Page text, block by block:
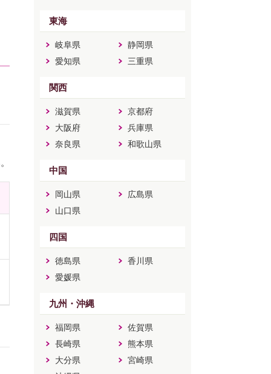
東海
岐阜県
静岡県
愛知県
三重県
関西
滋賀県
京都府
大阪府
兵庫県
奈良県
和歌山県
中国
岡山県
広島県
山口県
四国
徳島県
香川県
愛媛県
九州・沖縄
福岡県
佐賀県
長崎県
熊本県
大分県
宮崎県